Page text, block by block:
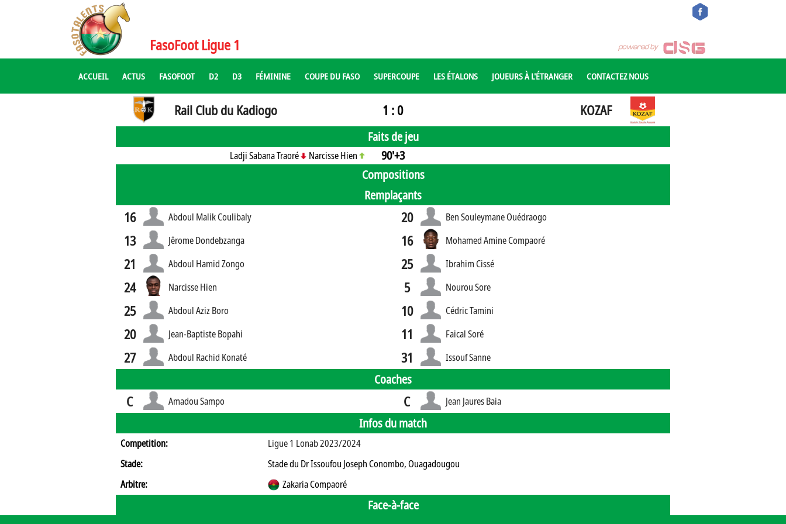
FasoFoot Ligue 1
ACCUEIL ACTUS FASOFOOT D2 D3 FÉMININE COUPE DU FASO SUPERCOUPE LES ÉTALONS JOUEURS À L'ÉTRANGER CONTACTEZ NOUS
Rail Club du Kadiogo 1 : 0 KOZAF
Faits de jeu
Ladji Sabana Traoré Narcisse Hien
90'+3
Compositions
Remplaçants
16 Abdoul Malik Coulibaly
13 Jêrome Dondebzanga
21 Abdoul Hamid Zongo
24 Narcisse Hien
25 Abdoul Aziz Boro
20 Jean-Baptiste Bopahi
27 Abdoul Rachid Konaté
20 Ben Souleymane Ouédraogo
16 Mohamed Amine Compaoré
25 Ibrahim Cissé
5 Nourou Sore
10 Cédric Tamini
11 Faical Soré
31 Issouf Sanne
Coaches
C Amadou Sampo C Jean Jaures Baia
Infos du match
Competition:
Ligue 1 Lonab 2023/2024
Stade:
Stade du Dr Issoufou Joseph Conombo, Ouagadougou
Arbitre:
Zakaria Compaoré
Face-à-face